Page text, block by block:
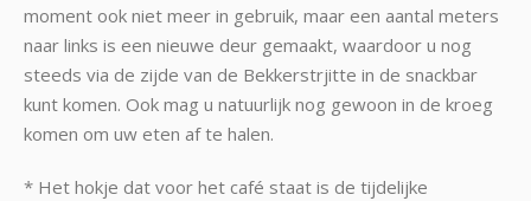
moment ook niet meer in gebruik, maar een aantal meters
naar links is een nieuwe deur gemaakt, waardoor u nog
steeds via de zijde van de Bekkerstrjitte in de snackbar
kunt komen. Ook mag u natuurlijk nog gewoon in de kroeg
komen om uw eten af te halen.
* Het hokje dat voor het café staat is de tijdelijke